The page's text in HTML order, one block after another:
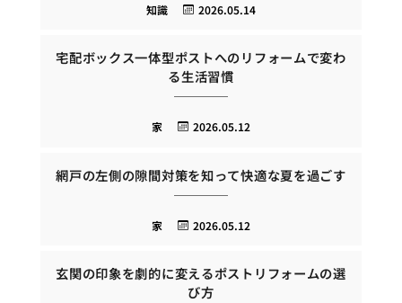
2026.05.14
知識
宅配ボックス一体型ポストへのリフォームで変わ
る生活習慣
2026.05.12
家
網戸の左側の隙間対策を知って快適な夏を過ごす
2026.05.12
家
玄関の印象を劇的に変えるポストリフォームの選
び方